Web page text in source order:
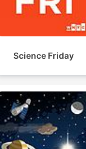
Science Friday